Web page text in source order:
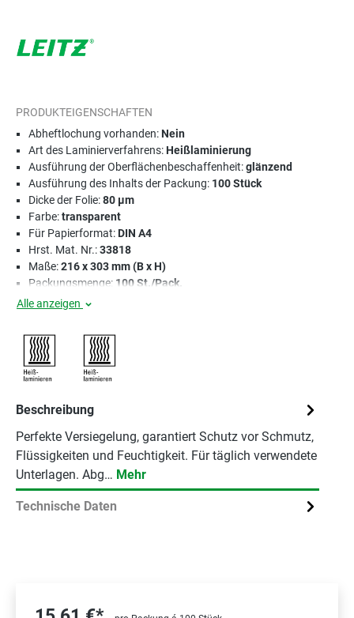
PRODUKTEIGENSCHAFTEN
Abheftlochung vorhanden:Nein
Art des Laminierverfahrens:Heißlaminierung
Ausführung der Oberflächenbeschaffenheit:glänzend
Ausführung des Inhalts der Packung: 100 Stück
Dicke der Folie:80 µm
Farbe:transparent
Für Papierformat:DIN A4
Hrst. Mat. Nr.:33818
Maße:216 x 303 mm (B x H)
Packungsmenge: 100 St./Pack.
Alle anzeigen
Beschreibung
Perfekte Versiegelung, garantiert Schutz vor Schmutz,
Flüssigkeiten und Feuchtigkeit. Für täglich verwendete
Unterlagen. Abg… Mehr
Technische Daten